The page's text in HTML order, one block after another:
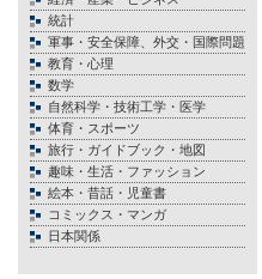
統計
軍事・安全保障、外交・国際問題
教育・心理
数学
自然科学・技術工学・医学
体育・スポーツ
旅行・ガイドブック・地図
趣味・生活・ファッション
絵本・昔話・児童書
コミックス・マンガ
日本関係